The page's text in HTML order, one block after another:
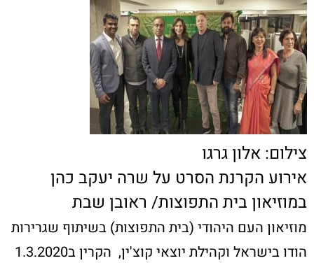
צילום: אלון גרגו
אירוע הקרנת הסרט על שרה יעקב כהן
במוזיאון בית התפוצות/ ראובן שבת
מוזיאון העם היהודי (בית התפוצות) בשיתוף שגרירות
הודו בישראל וקהילת יוצאי קוצ'ין, הקרין ב1.3.2020